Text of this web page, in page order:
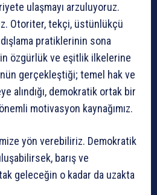
ulaşmayı arzuluyoruz.
Otoriter, tekçi, üstünlükçü
dışlama pratiklerinin sona
özgürlük ve eşitlik ilkelerine
gerçekleştiği; temel hak ve
alındığı, demokratik ortak bir
motivasyon kaynağımız.
yön verebiliriz. Demokratik
barış ve
geleceğin o kadar da uzakta